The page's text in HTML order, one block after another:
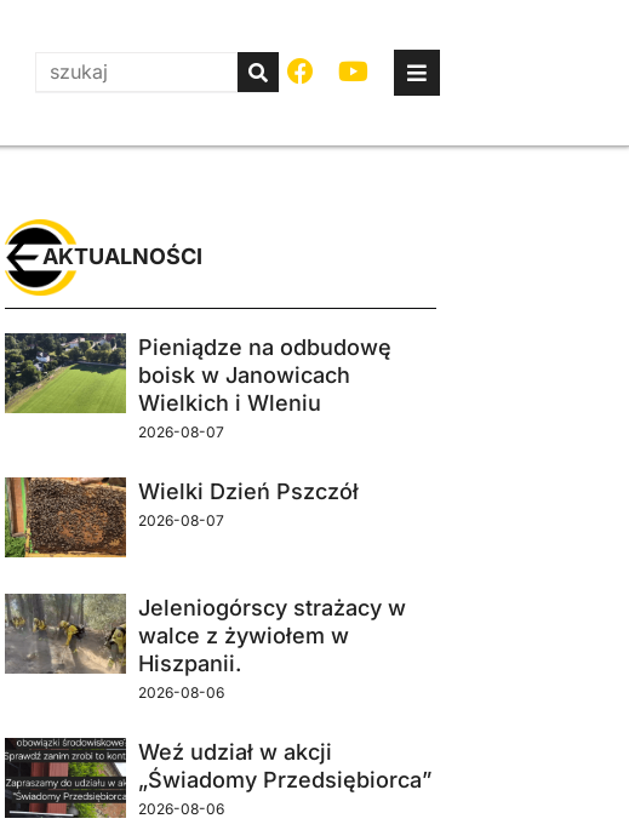
Pieniądze na odbudowę
boisk w Janowicach
Wielkich i Wleniu
2026-08-07
Wielki Dzień Pszczół
2026-08-07
Jeleniogórscy strażacy w
walce z żywiołem w
Hiszpanii.
2026-08-06
Weź udział w akcji
„Świadomy Przedsiębiorca”
2026-08-06
AKTUALNOŚCI